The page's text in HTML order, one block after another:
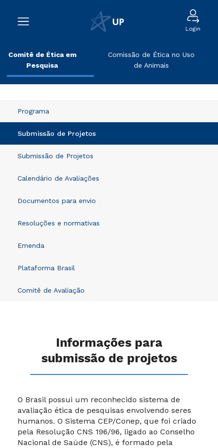
Login
Comitê de Ética em
Pesquisa
Comissão de Ética no Uso
de Animais
Programa
Submissão de Projetos
Submissão de Projetos
Calendário de Avaliações
Documentos para envio
Resoluções e normativas
Emenda
Plataforma Brasil
Comitê de Avaliação
Informações para
submissão de projetos
O Brasil possui um reconhecido sistema de
avaliação ética de pesquisas envolvendo seres
humanos. O Sistema CEP/Conep, que foi criado
pela Resolução CNS 196/96, ligado ao Conselho
Nacional de Saúde (CNS), é formado pela